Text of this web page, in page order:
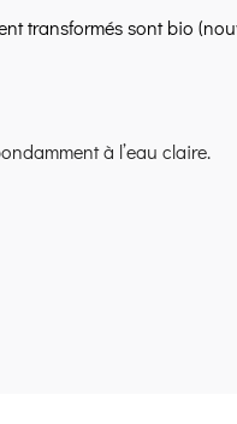
transformés sont bio
à l’eau claire.